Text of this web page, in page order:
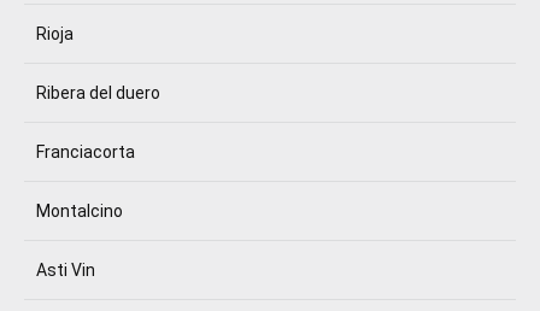
Rioja
Ribera del duero
Franciacorta
Montalcino
Asti Vin